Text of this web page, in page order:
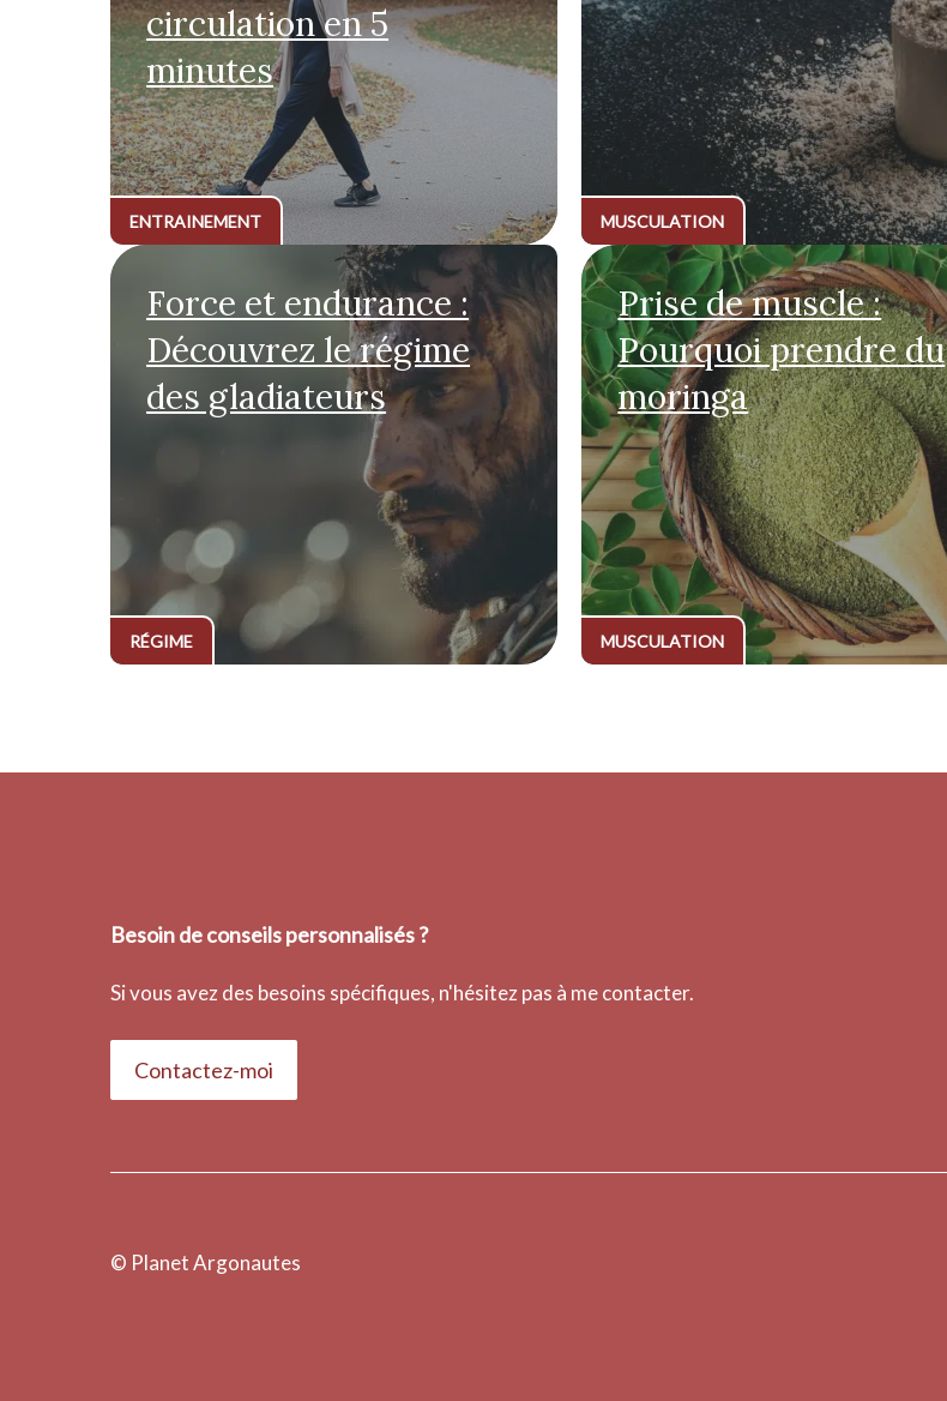
circulation en 5
minutes
ENTRAINEMENT MUSCULATION
Force et endurance :
Découvrez le régime
des gladiateurs
RÉGIME
Prise de muscle :
Pourquoi prendre du
moringa
MUSCULATION
Besoin de conseils personnalisés ?
Si vous avez des besoins spécifiques, n'hésitez pas à me contacter.
Contactez-moi
© Planet Argonautes